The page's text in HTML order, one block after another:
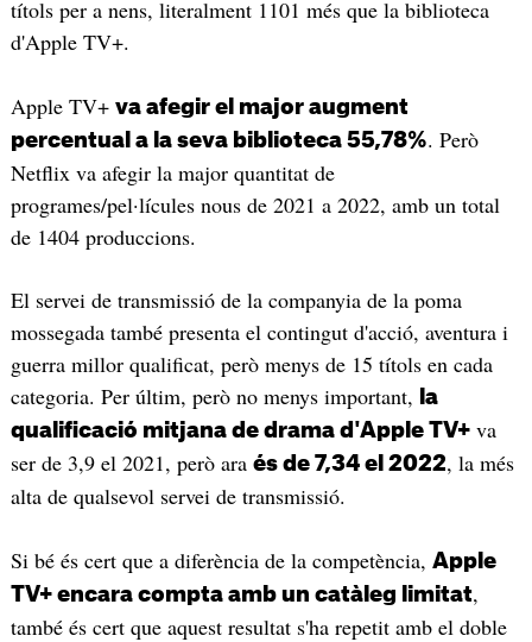
títols per a nens, literalment 1101 més que la biblioteca
d'Apple TV+.
Apple TV+ va afegir el major augment
percentual a la seva biblioteca 55,78%. Però
Netflix va afegir la major quantitat de
programes/pel·lícules nous de 2021 a 2022, amb un total
de 1404 produccions.
El servei de transmissió de la companyia de la poma
mossegada també presenta el contingut d'acció, aventura i
guerra millor qualificat, però menys de 15 títols en cada
categoria. Per últim, però no menys important,
la
qualificació mitjana de drama d'Apple TV+va
ser de 3,9 el 2021, però ara és de 7,34 el 2022, la més
alta de qualsevol servei de transmissió.
Si bé és cert que a diferència de la competència, Apple
TV+ encara compta amb un catàleg limitat,
també és cert que aquest resultat s'ha repetit amb el doble